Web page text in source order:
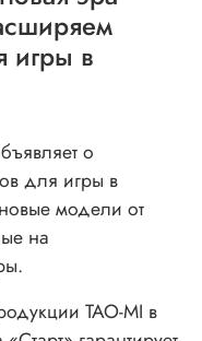
игры в
о
для игры в
модели от
на
TAO-MI в